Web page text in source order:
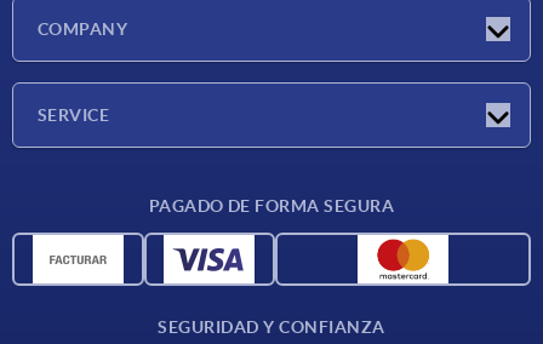
COMPANY
SERVICE
Materiales
PAGADO DE FORMA SEGURA
SEGURIDAD Y CONFIANZA